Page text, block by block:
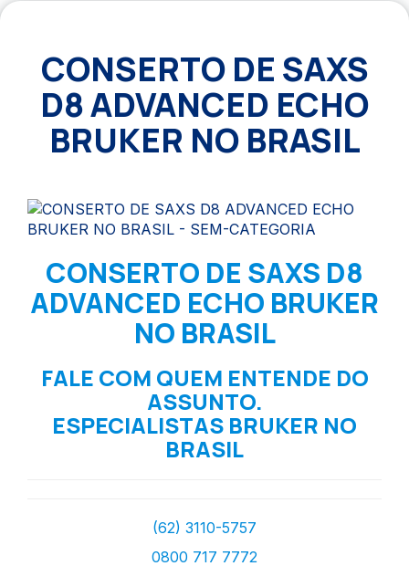
CONSERTO DE SAXS
D8 ADVANCED ECHO
BRUKER NO BRASIL
CONSERTO DE SAXS D8
ADVANCED ECHO BRUKER
NO BRASIL
FALE COM QUEM ENTENDE DO
ASSUNTO.
ESPECIALISTAS BRUKER NO
BRASIL
(62) 3110-5757
0800 717 7772